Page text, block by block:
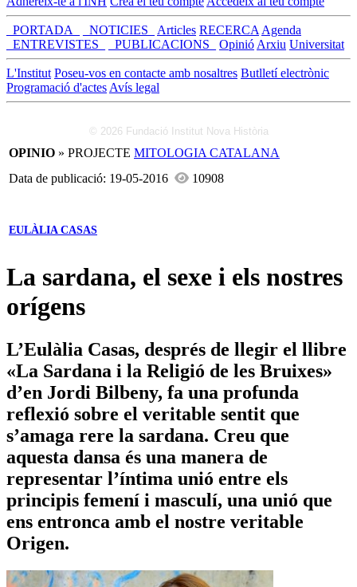
_PORTADA_ _NOTICIES_ Articles RECERCA Agenda
_ENTREVISTES_
_PUBLICACIONS_ Opinió Arxiu Universitat
L'Institut Poseu-vos en contacte amb nosaltres Butlletí electrònic
Programació d'actes Avís legal
© 2026 Fundació Institut Nova Història
OPINIO » PROJECTE MITOLOGIA CATALANA
Data de publicació: 19-05-2016
10908
EULÀLIA CASAS
La sardana, el sexe i els nostres
orígens
L’Eulàlia Casas, després de llegir el llibre
«La Sardana i la Religió de les Bruixes»
d’en Jordi Bilbeny, fa una profunda
reflexió sobre el veritable sentit que
s’amaga rere la sardana. Creu que
aquesta dansa és una manera de
representar l’íntima unió entre els
principis femení i masculí, una unió que
ens entronca amb el nostre veritable
Origen.